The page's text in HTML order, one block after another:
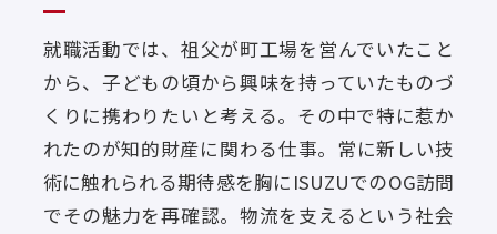
就職活動では、祖父が町工場を営んでいたこと
から、子どもの頃から興味を持っていたものづ
くりに携わりたいと考える。その中で特に惹か
れたのが知的財産に関わる仕事。常に新しい技
術に触れられる期待感を胸にISUZUでのOG訪問
でその魅力を再確認。物流を支えるという社会